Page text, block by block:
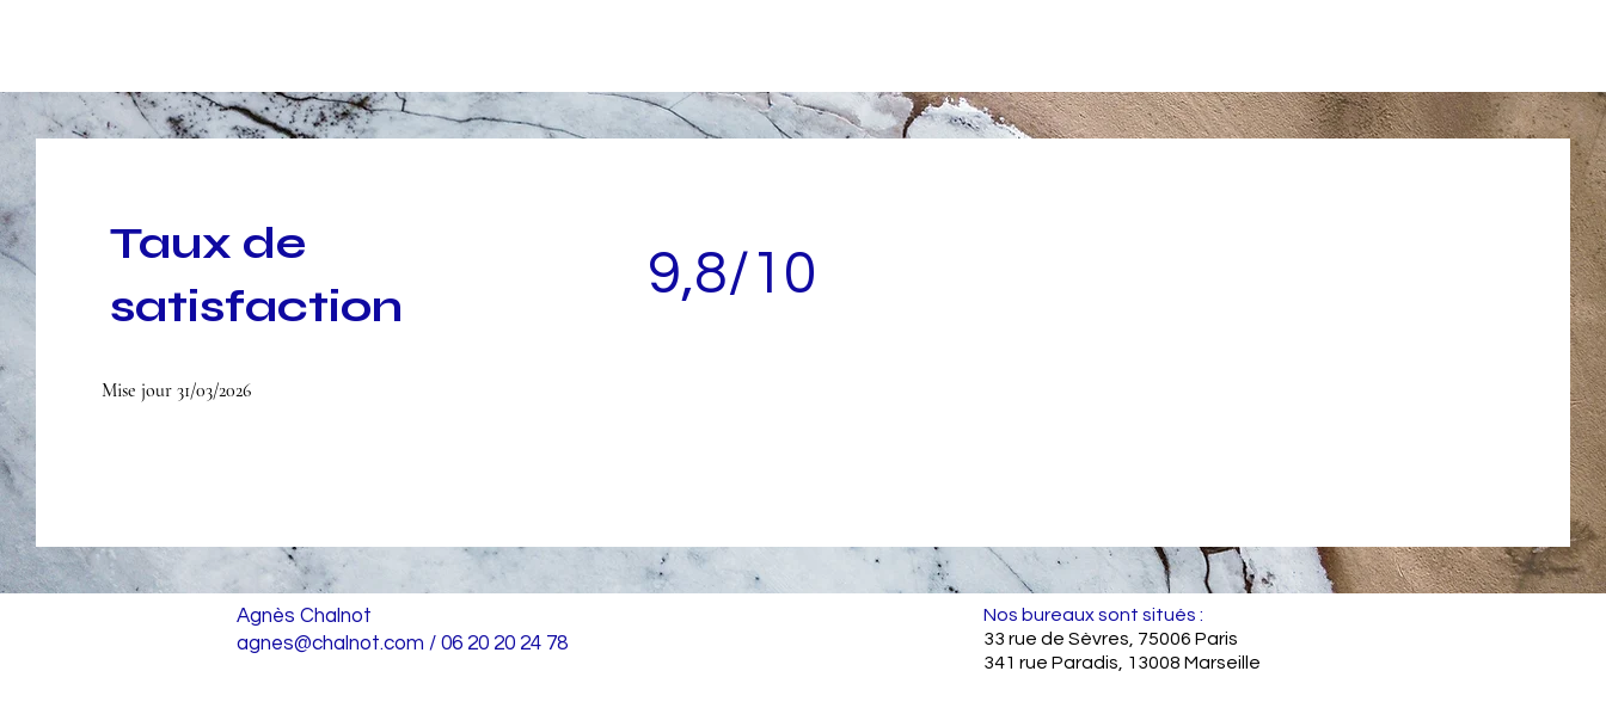
Taux de
satisfaction
Mise jour 31/03/2026
9,8/10
Agnès Chalnot
agnes@chalnot.com / 06 20 20 24 78
Nos bureaux sont situés :
33 rue de Sèvres, 75006 Paris
341 rue Paradis, 13008 Marseille